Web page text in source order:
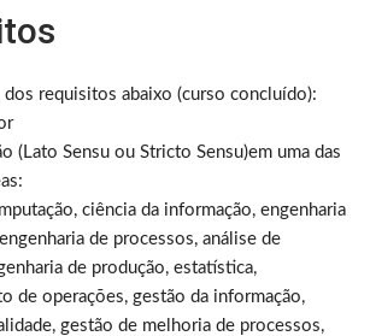
requisitos abaixo (curso concluído):
(Lato Sensu ou Stricto Sensu)em uma das
ciência da informação, engenharia
de processos, análise de
de produção, estatística,
de operações, gestão da informação,
gestão de melhoria de processos,